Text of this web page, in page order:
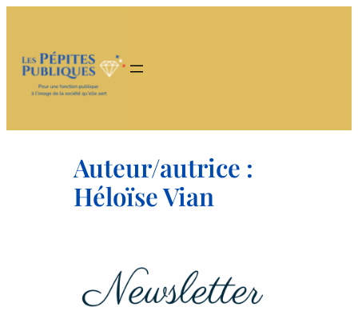
contenu
Auteur/autrice :
Héloïse Vian